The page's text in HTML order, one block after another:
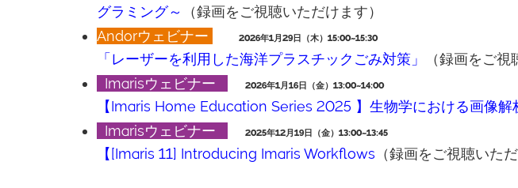
グラミング～
（録画をご視聴いただけます）
Andorウェビナー
2026年1月29日（木）15:00~15:30
「レーザーを利用した海洋プラスチックごみ対策」
（録画をご視
Imarisウェビナー
2026年1月16日（金）13:00~14:00
【Imaris Home Education Series 2025 】生物学における画像解
Imarisウェビナー
2025年12月19日（金）13:00~13:45
【[Imaris 11] Introducing Imaris Workflows （録画をご視聴いた